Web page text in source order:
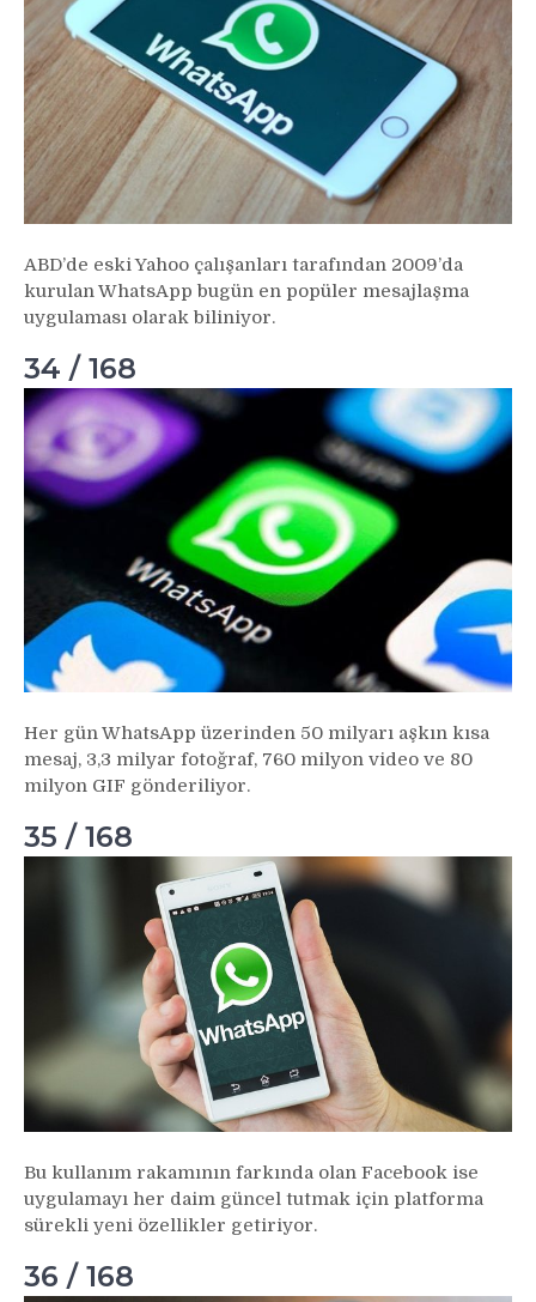
ABD’de eski Yahoo çalışanları tarafından 2009’da
kurulan WhatsApp bugün en popüler mesajlaşma
uygulaması olarak biliniyor.
34 / 168
Her gün WhatsApp üzerinden 50 milyarı aşkın kısa
mesaj, 3,3 milyar fotoğraf, 760 milyon video ve 80
milyon GIF gönderiliyor.
35 / 168
Bu kullanım rakamının farkında olan Facebook ise
uygulamayı her daim güncel tutmak için platforma
sürekli yeni özellikler getiriyor.
36 / 168